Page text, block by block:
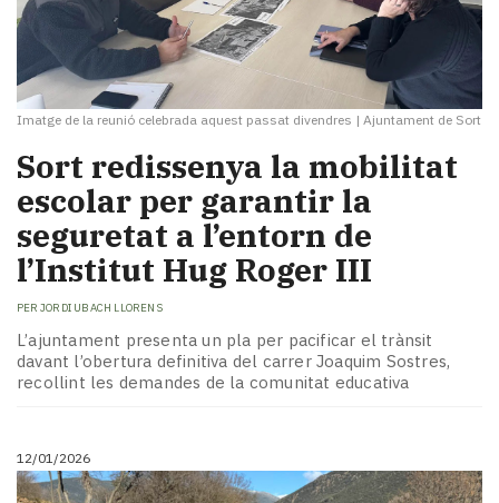
Imatge de la reunió celebrada aquest passat divendres | Ajuntament de Sort
​Sort redissenya la mobilitat
escolar per garantir la
seguretat a l’entorn de
l’Institut Hug Roger III
PER JORDI UBACH LLORENS
L’ajuntament presenta un pla per pacificar el trànsit
davant l’obertura definitiva del carrer Joaquim Sostres,
recollint les demandes de la comunitat educativa
12/01/2026